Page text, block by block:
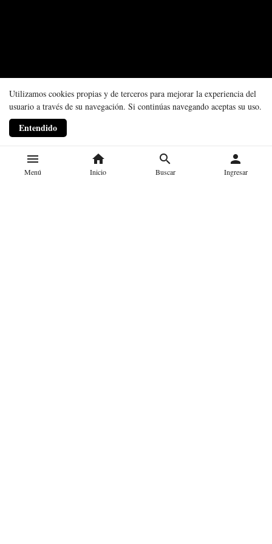
menu
Menú
home
Inicio
search
Buscar
person
Ingresar
Utilizamos cookies propias y de terceros para mejorar la experiencia del
usuario a través de su navegación. Si continúas navegando aceptas su uso.
Entendido